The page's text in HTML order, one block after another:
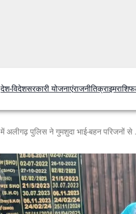
देश-विदेशसरकारी योजनाएंराजनीतिक्राइम
मिशन